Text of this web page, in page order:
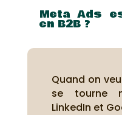
Meta Ads
en B2B ?
Quand on
se tourne
LinkedIn et